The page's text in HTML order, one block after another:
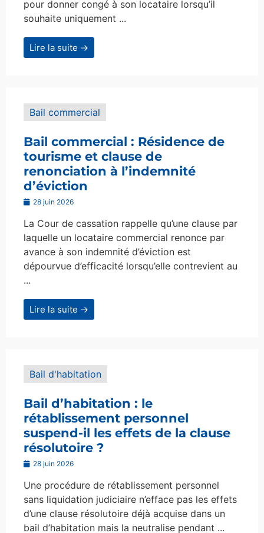
pour donner congé à son locataire lorsqu’il
souhaite uniquement ...
Lire la suite →
Bail commercial
Bail commercial : Résidence de
tourisme et clause de
renonciation à l’indemnité
d’éviction
28 juin 2026
La Cour de cassation rappelle qu’une clause par
laquelle un locataire commercial renonce par
avance à son indemnité d’éviction est
dépourvue d’efficacité lorsqu’elle contrevient au
...
Lire la suite →
Bail d'habitation
Bail d’habitation : le
rétablissement personnel
suspend-il les effets de la clause
résolutoire ?
28 juin 2026
Une procédure de rétablissement personnel
sans liquidation judiciaire n’efface pas les effets
d’une clause résolutoire déjà acquise dans un
bail d’habitation mais la neutralise pendant ...